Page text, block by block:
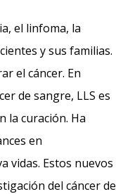
el linfoma, la
y sus familias.
el cáncer. En
de sangre, LLS es
la curación. Ha
en
vidas. Estos nuevos
del cáncer de